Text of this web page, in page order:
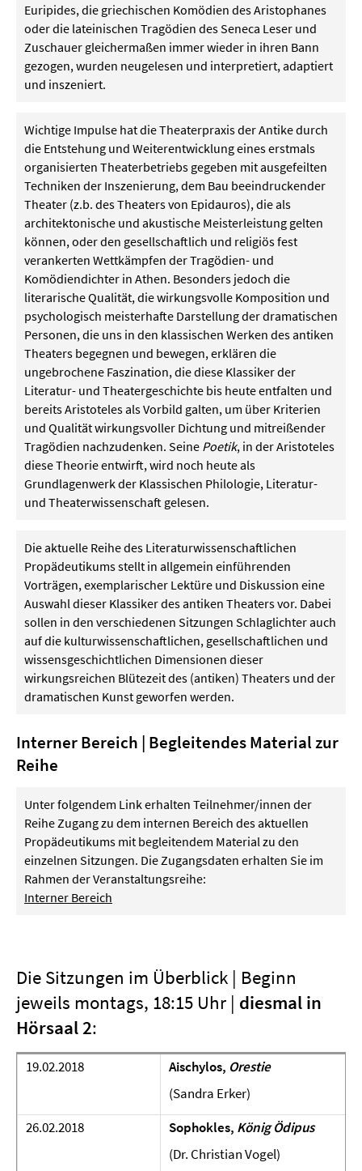
Euripides, die griechischen Komödien des Aristophanes
oder die lateinischen Tragödien des Seneca Leser und
Zuschauer gleichermaßen immer wieder in ihren Bann
gezogen, wurden neugelesen und interpretiert, adaptiert
und inszeniert.
Wichtige Impulse hat die Theaterpraxis der Antike durch
die Entstehung und Weiterentwicklung eines erstmals
organisierten Theaterbetriebs gegeben mit ausgefeilten
Techniken der Inszenierung, dem Bau beeindruckender
Theater (z.b. des Theaters von Epidauros), die als
architektonische und akustische Meisterleistung gelten
können, oder den gesellschaftlich und religiös fest
verankerten Wettkämpfen der Tragödien- und
Komödiendichter in Athen. Besonders jedoch die
literarische Qualität, die wirkungsvolle Komposition und
psychologisch meisterhafte Darstellung der dramatischen
Personen, die uns in den klassischen Werken des antiken
Theaters begegnen und bewegen, erklären die
ungebrochene Faszination, die diese Klassiker der
Literatur- und Theatergeschichte bis heute entfalten und
bereits Aristoteles als Vorbild galten, um über Kriterien
und Qualität wirkungsvoller Dichtung und mitreißender
Tragödien nachzudenken. Seine Poetik, in der Aristoteles
diese Theorie entwirft, wird noch heute als
Grundlagenwerk der Klassischen Philologie, Literatur-
und Theaterwissenschaft gelesen.
Die aktuelle Reihe des Literaturwissenschaftlichen
Propädeutikums stellt in allgemein einführenden
Vorträgen, exemplarischer Lektüre und Diskussion eine
Auswahl dieser Klassiker des antiken Theaters vor. Dabei
sollen in den verschiedenen Sitzungen Schlaglichter auch
auf die kulturwissenschaftlichen, gesellschaftlichen und
wissensgeschichtlichen Dimensionen dieser
wirkungsreichen Blütezeit des (antiken) Theaters und der
dramatischen Kunst geworfen werden.
Interner Bereich | Begleitendes Material zur
Reihe
Unter folgendem Link erhalten Teilnehmer/innen der
Reihe Zugang zu dem internen Bereich des aktuellen
Propädeutikums mit begleitendem Material zu den
einzelnen Sitzungen. Die Zugangsdaten erhalten Sie im
Rahmen der Veranstaltungsreihe:
Interner Bereich
Die Sitzungen im Überblick | Beginn
jeweils montags, 18:15 Uhr | diesmal in
Hörsaal 2:
19.02.2018 Aischylos, Orestie
(Sandra Erker)
26.02.2018
Sophokles, König Ödipus
(Dr. Christian Vogel)